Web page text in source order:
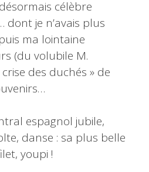
célèbre
dont je n’avais plus
ma lointaine
(du volubile M.
des duchés » de
espagnol jubile,
danse : sa plus belle
youpi !